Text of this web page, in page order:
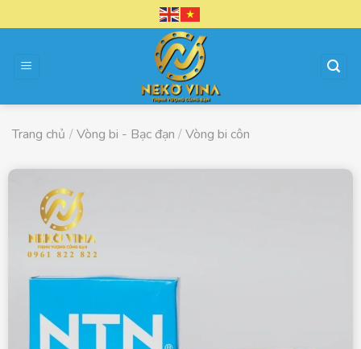
đến
dung
Trang chủ / Vòng bi - Bạc đạn / Vòng bi côn